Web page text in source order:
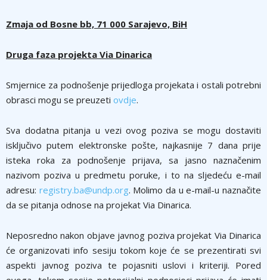
Zmaja od Bosne bb, 71 000 Sarajevo, BiH
Druga faza projekta Via Dinarica
Smjernice za podnošenje prijedloga projekata i ostali potrebni
obrasci mogu se preuzeti ovdje.
Sva dodatna pitanja u vezi ovog poziva se mogu dostaviti
isključivo putem elektronske pošte, najkasnije 7 dana prije
isteka roka za podnošenje prijava, sa jasno naznačenim
nazivom poziva u predmetu poruke, i to na sljedeću e-mail
adresu: registry.ba@undp.org. Molimo da u e-mail-u naznačite
da se pitanja odnose na projekat Via Dinarica.
Neposredno nakon objave javnog poziva projekat Via Dinarica
će organizovati info sesiju tokom koje će se prezentirati svi
aspekti javnog poziva te pojasniti uslovi i kriteriji. Pored